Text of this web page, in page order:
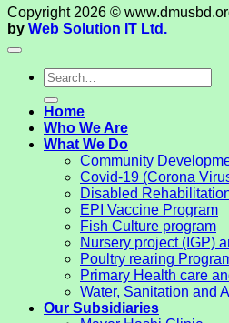
Copyright 2026 ©
by Web Solution IT Ltd.
Home
Who We Are
What We Do
Community
Covid-19 (Corona
Disabled
EPI Vaccine Program
Fish Culture program
Nursery project (IGP)
Poultry rearing
Primary Health care
Water, Sanitation and
Our Subsidiaries